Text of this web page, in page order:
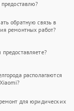
обратную связь в
ремонтных работ?
располагаются
для юридических